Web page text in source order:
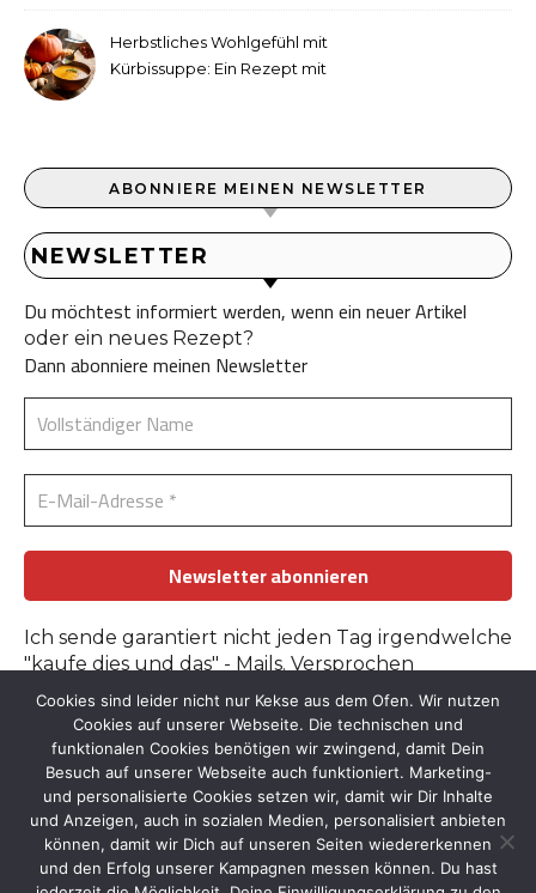
Herbstliches Wohlgefühl mit
Kürbissuppe: Ein Rezept mit
ABONNIERE MEINEN NEWSLETTER
NEWSLETTER
Du möchtest informiert werden, wenn ein neuer Artikel
oder ein neues Rezept?
Dann abonniere meinen Newsletter
Ich sende garantiert nicht jeden Tag irgendwelche
"kaufe dies und das" - Mails. Versprochen
Erfahre mehr in der Datenschutzerklärung.
Kontakt :: Bildnachweise ::Datenschutz Impressum
Cookies sind leider nicht nur Kekse aus dem Ofen. Wir nutzen
Cookies auf unserer Webseite. Die technischen und
funktionalen Cookies benötigen wir zwingend, damit Dein
Besuch auf unserer Webseite auch funktioniert. Marketing-
und personalisierte Cookies setzen wir, damit wir Dir Inhalte
und Anzeigen, auch in sozialen Medien, personalisiert anbieten
können, damit wir Dich auf unseren Seiten wiedererkennen
und den Erfolg unserer Kampagnen messen können. Du hast